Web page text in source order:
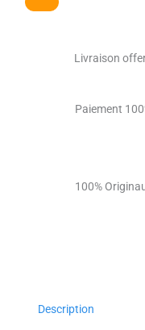
!
Livraison
Paiement
100%
Description